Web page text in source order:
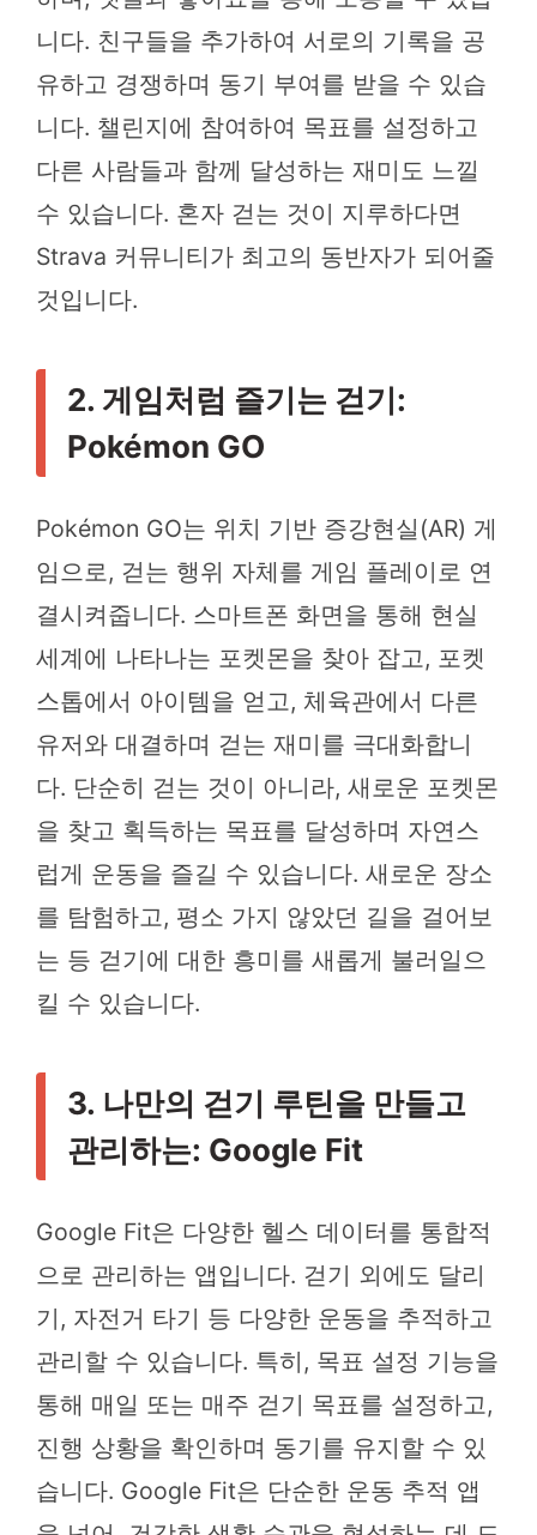
니다. 친구들을 추가하여 서로의 기록을 공
유하고 경쟁하며 동기 부여를 받을 수 있습
니다. 챌린지에 참여하여 목표를 설정하고
다른 사람들과 함께 달성하는 재미도 느낄
수 있습니다. 혼자 걷는 것이 지루하다면
Strava 커뮤니티가 최고의 동반자가 되어줄
것입니다.
2. 게임처럼 즐기는 걷기:
Pokémon GO
Pokémon GO는 위치 기반 증강현실(AR) 게
임으로, 걷는 행위 자체를 게임 플레이로 연
결시켜줍니다. 스마트폰 화면을 통해 현실
세계에 나타나는 포켓몬을 찾아 잡고, 포켓
스톱에서 아이템을 얻고, 체육관에서 다른
유저와 대결하며 걷는 재미를 극대화합니
다. 단순히 걷는 것이 아니라, 새로운 포켓몬
을 찾고 획득하는 목표를 달성하며 자연스
럽게 운동을 즐길 수 있습니다. 새로운 장소
를 탐험하고, 평소 가지 않았던 길을 걸어보
는 등 걷기에 대한 흥미를 새롭게 불러일으
킬 수 있습니다.
3. 나만의 걷기 루틴을 만들고
관리하는: Google Fit
Google Fit은 다양한 헬스 데이터를 통합적
으로 관리하는 앱입니다. 걷기 외에도 달리
기, 자전거 타기 등 다양한 운동을 추적하고
관리할 수 있습니다. 특히, 목표 설정 기능을
통해 매일 또는 매주 걷기 목표를 설정하고,
진행 상황을 확인하며 동기를 유지할 수 있
습니다. Google Fit은 단순한 운동 추적 앱